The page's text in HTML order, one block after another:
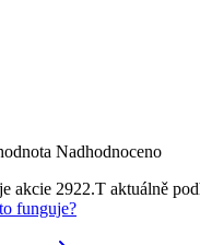
Nadhodnoceno
akcie 2922.T aktuálně
funguje?